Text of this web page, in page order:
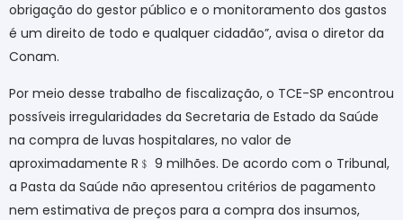
obrigação do gestor público e o monitoramento dos gastos
é um direito de todo e qualquer cidadão”, avisa o diretor da
Conam.
Por meio desse trabalho de fiscalização, o TCE-SP encontrou
possíveis irregularidades da Secretaria de Estado da Saúde
na compra de luvas hospitalares, no valor de
aproximadamente R ﹩ 9 milhões. De acordo com o Tribunal,
a Pasta da Saúde não apresentou critérios de pagamento
nem estimativa de preços para a compra dos insumos,